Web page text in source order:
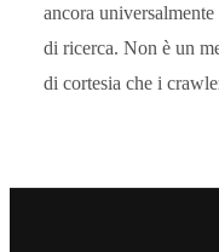
ancora
di ricerca. Non è un
di cortesia che i